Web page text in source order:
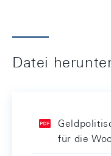
Datei
für die